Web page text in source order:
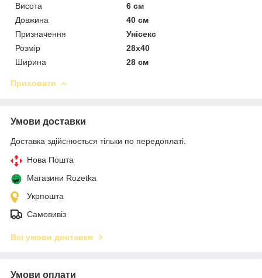
Висота
6 см
Довжина
40 см
Призначення
Унісекс
Розмір
28х40
Ширина
28 см
Приховати
Умови доставки
Доставка здійснюється тільки по передоплаті.
Нова Пошта
Магазини Rozetka
Укрпошта
Самовивіз
Всі умови доставки
Умови оплати